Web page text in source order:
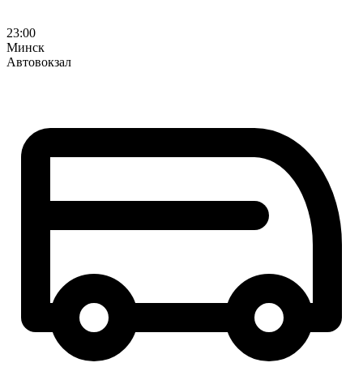
23:00
Минск
Автовокзал